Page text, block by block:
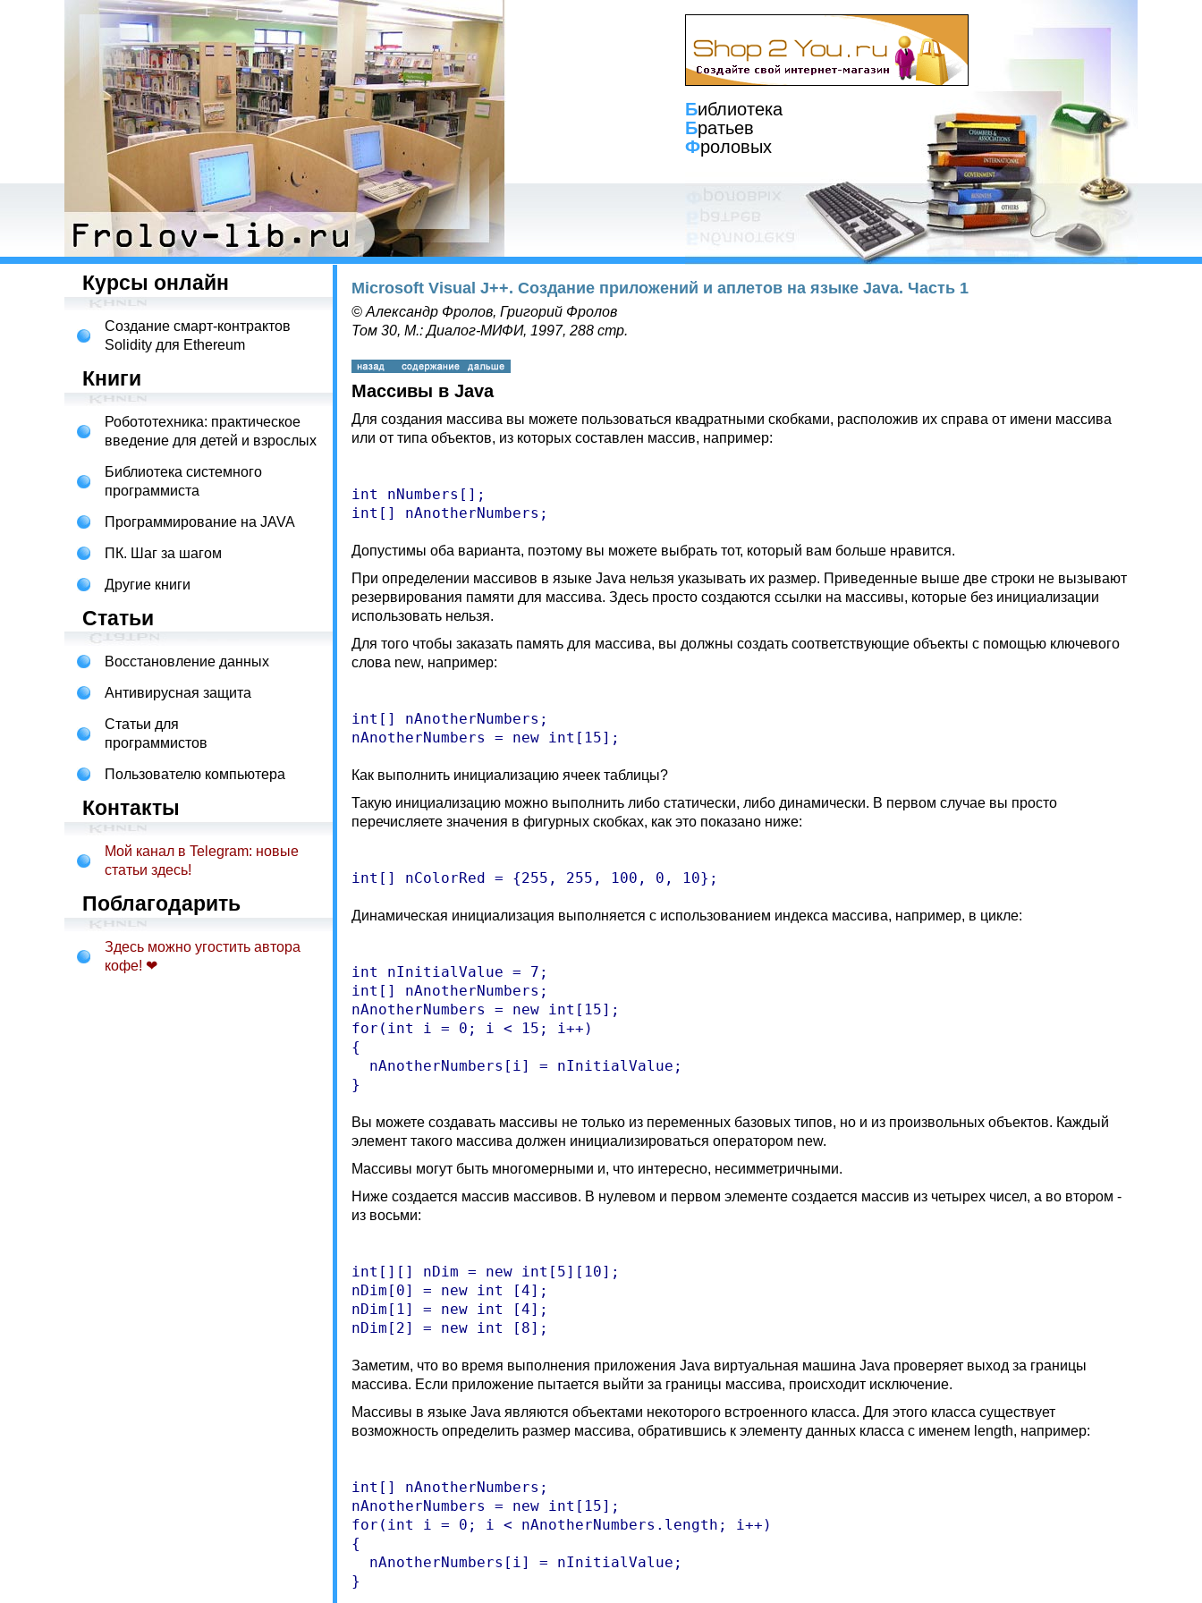
Библиотека
Братьев
Фроловых
Курсы онлайн
Создание смарт-контрактов
Solidity для Ethereum
Книги
Робототехника: практическое
введение для детей и взрослых
Библиотека системного
программиста
Программирование на JAVA
ПК. Шаг за шагом
Другие книги
Статьи
Восстановление данных
Антивирусная защита
Статьи для
программистов
Пользователю компьютера
Контакты
Мой канал в Telegram: новые
статьи здесь!
Поблагодарить
Здесь можно угостить автора
кофе! ❤
Microsoft Visual J++. Создание приложений и аплетов на языке Java. Часть 1
© Александр Фролов, Григорий Фролов
Том 30, М.: Диалог-МИФИ, 1997, 288 стр.
Массивы в Java
Для создания массива вы можете пользоваться квадратными скобками, расположив их справа от имени массива
или от типа объектов, из которых составлен массив, например:
int nNumbers[];
Допустимы оба варианта, поэтому вы можете выбрать тот, который вам больше нравится.
При определении массивов в языке Java нельзя указывать их размер. Приведенные выше две строки не вызывают
резервирования памяти для массива. Здесь просто создаются ссылки на массивы, которые без инициализации
использовать нельзя.
Для того чтобы заказать память для массива, вы должны создать соответствующие объекты с помощью ключевого
слова new, например:
int[] nAnotherNumbers;
Как выполнить инициализацию ячеек таблицы?
Такую инициализацию можно выполнить либо статически, либо динамически. В первом случае вы просто
перечисляете значения в фигурных скобках, как это показано ниже:
Динамическая инициализация выполняется с использованием индекса массива, например, в цикле:
int nInitialValue = 7;
int[] nAnotherNumbers;
nAnotherNumbers = new int[15];
for(int i = 0; i < 15; i++)
{
  nAnotherNumbers[i] = nInitialValue;
Вы можете создавать массивы не только из переменных базовых типов, но и из произвольных объектов. Каждый
элемент такого массива должен инициализироваться оператором new.
Массивы могут быть многомерными и, что интересно, несимметричными.
Ниже создается массив массивов. В нулевом и первом элементе создается массив из четырех чисел, а во втором -
из восьми:
int[][] nDim = new int[5][10];
nDim[0] = new int [4];
nDim[1] = new int [4];
Заметим, что во время выполнения приложения Java виртуальная машина Java проверяет выход за границы
массива. Если приложение пытается выйти за границы массива, происходит исключение.
Массивы в языке Java являются объектами некоторого встроенного класса. Для этого класса существует
возможность определить размер массива, обратившись к элементу данных класса с именем length, например:
int[] nAnotherNumbers;
nAnotherNumbers = new int[15];
for(int i = 0; i < nAnotherNumbers.length; i++)
{
  nAnotherNumbers[i] = nInitialValue;